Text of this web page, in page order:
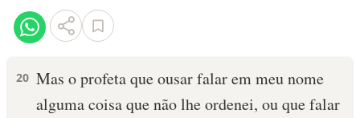
VERSÍCULOS
PALAVRA DO DIA
20 Mas o profeta que ousar falar em meu nome
alguma coisa que não lhe ordenei, ou que falar